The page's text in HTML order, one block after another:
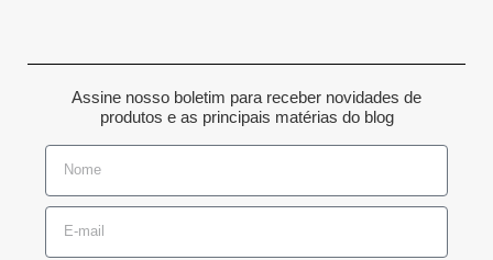
Assine nosso boletim para receber novidades de
produtos e as principais matérias do blog